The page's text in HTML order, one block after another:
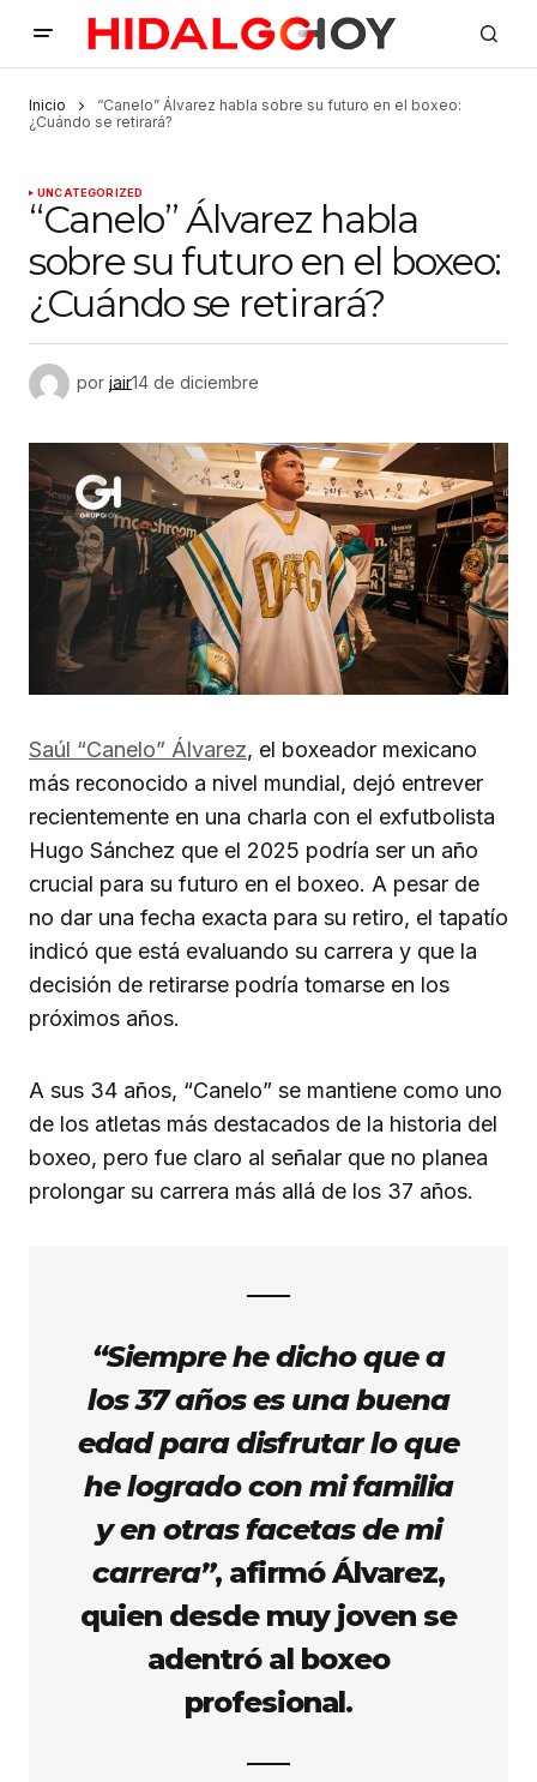
Inicio
“Canelo” Álvarez habla sobre su futuro en el boxeo:
¿Cuándo se retirará?
UNCATEGORIZED
“Canelo” Álvarez habla
sobre su futuro en el boxeo:
¿Cuándo se retirará?
por jair14 de diciembre
Saúl “Canelo” Álvarez, el boxeador mexicano
más reconocido a nivel mundial, dejó entrever
recientemente en una charla con el exfutbolista
Hugo Sánchez que el 2025 podría ser un año
crucial para su futuro en el boxeo. A pesar de
no dar una fecha exacta para su retiro, el tapatío
indicó que está evaluando su carrera y que la
decisión de retirarse podría tomarse en los
próximos años.
A sus 34 años, “Canelo” se mantiene como uno
de los atletas más destacados de la historia del
boxeo, pero fue claro al señalar que no planea
prolongar su carrera más allá de los 37 años.
“Siempre he dicho que a
los 37 años es una buena
edad para disfrutar lo que
he logrado con mi familia
y en otras facetas de mi
carrera”, afirmó Álvarez,
quien desde muy joven se
adentró al boxeo
profesional.